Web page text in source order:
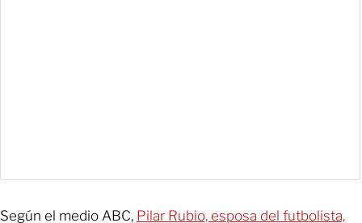
Según el medio ABC, Pilar Rubio, esposa del futbolista,